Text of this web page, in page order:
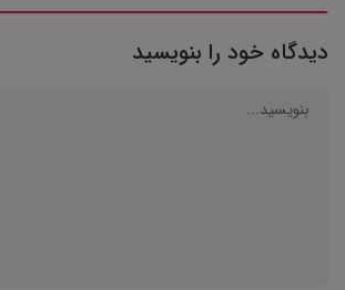
دیدگاه خود را بنویسید